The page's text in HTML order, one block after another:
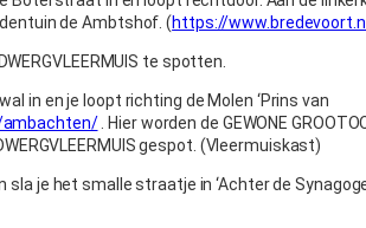
de Ambtshof. (https://
te spotten.
in en je loopt richting de Molen ‘Prins van
ambachten/. Hier worden de GEWONE
gespot. (Vleermuiskast)
sla je het smalle straatje in ‘Achter de